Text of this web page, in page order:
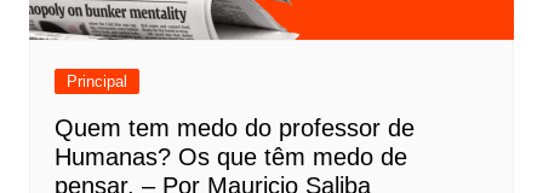
Principal
Quem tem medo do professor de
Humanas? Os que têm medo de
pensar. – Por Mauricio Saliba